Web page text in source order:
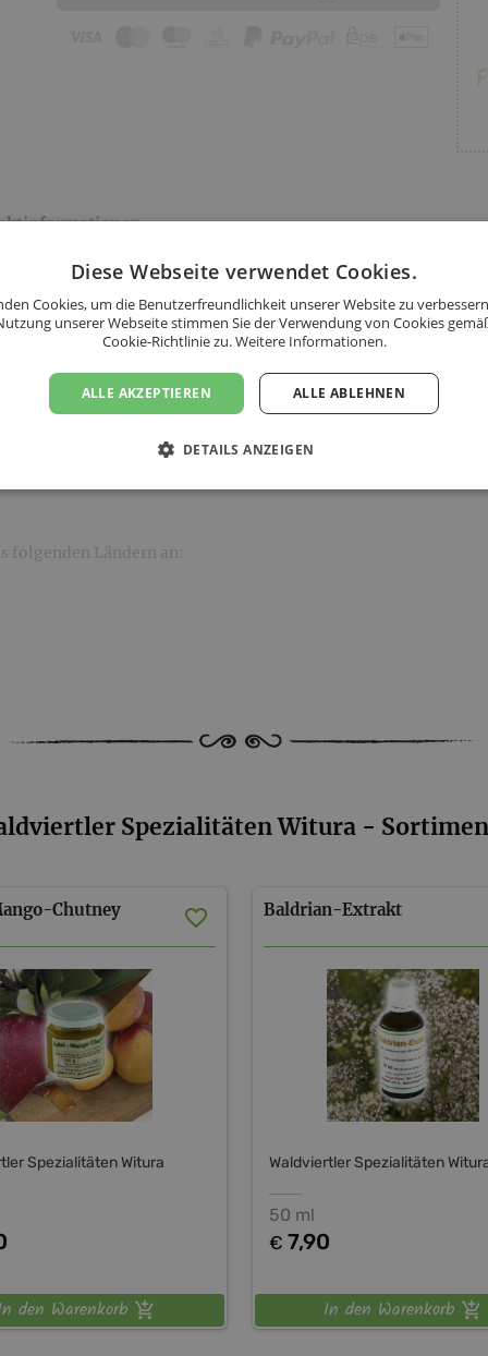
folgenden Ländern an:
Spezialitäten Witura -
Chutney
Spezialitäten Witura
den Warenkorb
Baldrian-Extrakt
Waldviertler Spezialitäten
50 ml
€ 7,90
In den Warenkorb
Diese Webseite verwendet Cookies.
Cookies, um die Benutzerfreundlichkeit unserer Website zu
unserer Webseite stimmen Sie der Verwendung von Cookies
Cookie-Richtlinie zu.Weitere Informationen.
ALLE AKZEPTIEREN ALLE ABLEHNEN
DETAILS ANZEIGEN